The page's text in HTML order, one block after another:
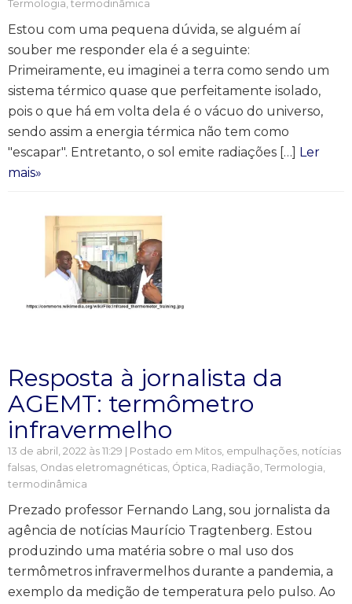
Termologia, termodinâmica
Estou com uma pequena dúvida, se alguém aí
souber me responder ela é a seguinte:
Primeiramente, eu imaginei a terra como sendo um
sistema térmico quase que perfeitamente isolado,
pois o que há em volta dela é o vácuo do universo,
sendo assim a energia térmica não tem como
"escapar". Entretanto, o sol emite radiações […] Ler
mais»
Resposta à jornalista da
AGEMT: termômetro
infravermelho
13 de abril, 2022 às 11:29 | Postado em Mitos, empulhações, notícias
falsas, Ondas eletromagnéticas, Óptica, Radiação, Termologia,
termodinâmica
Prezado professor Fernando Lang, sou jornalista da
agência de notícias Maurício Tragtenberg. Estou
produzindo uma matéria sobre o mal uso dos
termômetros infravermelhos durante a pandemia, a
exemplo da medição de temperatura pelo pulso. Ao